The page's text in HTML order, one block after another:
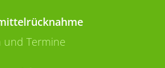
und Termine